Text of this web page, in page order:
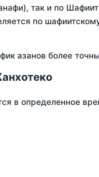
так и по
по
азанов более
в определенное